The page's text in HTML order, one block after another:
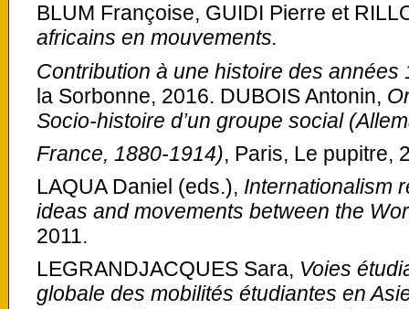
BLUM Françoise, GUIDI Pierre et
africains en mouvements.
Contribution à une histoire des années
la Sorbonne, 2016. DUBOIS Antonin,
Socio-histoire d’un groupe social
France, 1880-1914), Paris, Le pupitre,
LAQUA Daniel (eds.), Internationalism
ideas and movements between the
2011.
LEGRANDJACQUES Sara, Voies
globale des mobilités étudiantes en